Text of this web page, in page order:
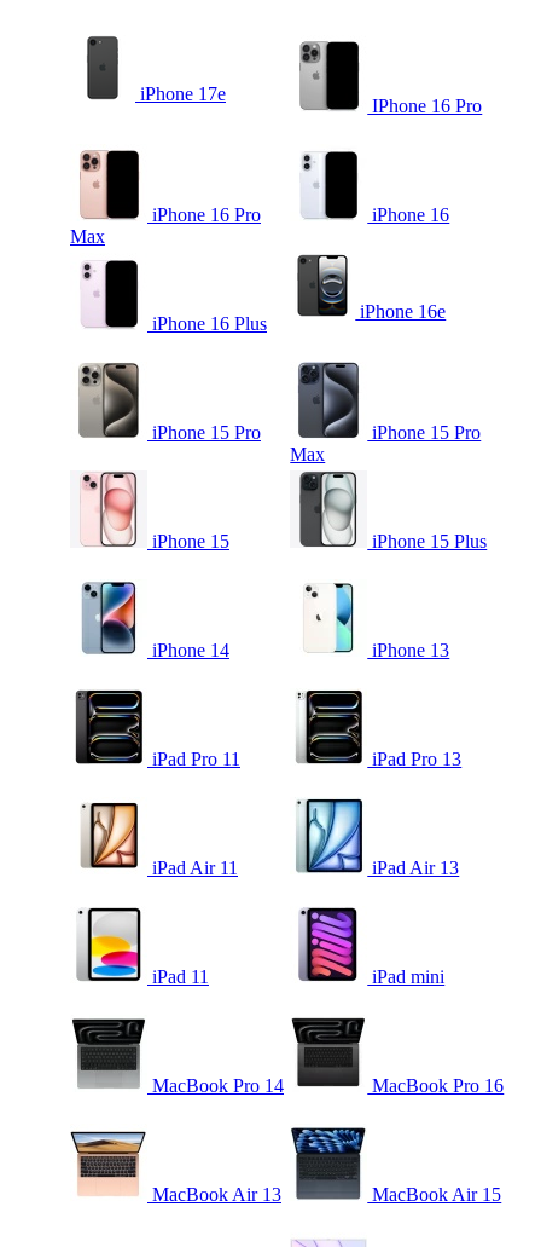
iPhone 17e
IPhone 16 Pro
iPhone 16 Pro
Max
iPhone 16
iPhone 16 Plus
iPhone 16e
iPhone 15 Pro
iPhone 15 Pro
Max
iPhone 15 iPhone 15 Plus
iPhone 14 iPhone 13
iPad Pro 11 iPad Pro 13
iPad Air 11 iPad Air 13
iPad 11 iPad mini
MacBook Pro 14 MacBook Pro 16
MacBook Air 13 MacBook Air 15